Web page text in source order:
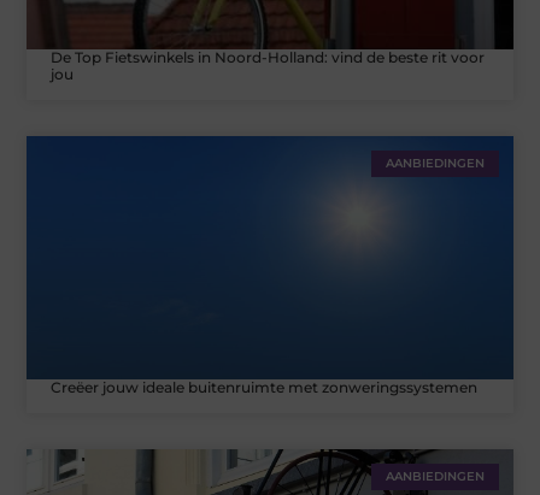
De Top Fietswinkels in Noord-Holland: vind de beste rit voor
jou
AANBIEDINGEN
Creëer jouw ideale buitenruimte met zonweringssystemen
AANBIEDINGEN